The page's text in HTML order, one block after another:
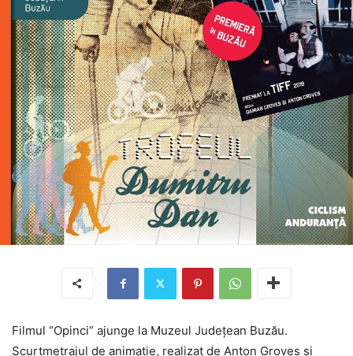
Filmul “Opinci” ajunge la Muzeul Județean Buzău.
Scurtmetrajul de animație, realizat de Anton Groves și